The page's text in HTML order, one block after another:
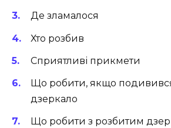
Де зламалося
Хто розбив
Сприятливі прикмети
Що робити, якщо
дзеркало
Що робити з розбитим